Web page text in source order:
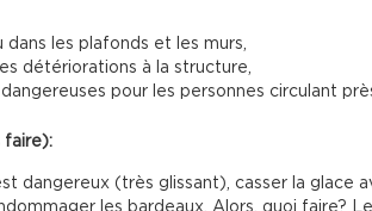
dans les plafonds et les murs,
détériorations à la structure,
pour les personnes circulant
faire):
dangereux (très glissant), casser la glace
les bardeaux. Alors, quoi faire?